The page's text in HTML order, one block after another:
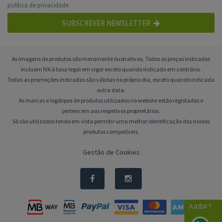
política de privacidade.
SUBSCREVER NEWSLETTER
As imagens de produtos são meramente ilustrativas. Todos os preços indicados
incluem IVA à taxa legal em vigor exceto quando indicado em contrário.
Todas as promoções indicadas são válidas no próprio dia, exceto quando indicada
outra data.
As marcas e logótipos de produtos utilizados no website estão registados e
pertencem aos respetivos proprietários.
Só são utilizados tendo em vista permitir uma melhor identificação dos nossos
produtos compatíveis.
Gestão de Cookies
AJUDA ?